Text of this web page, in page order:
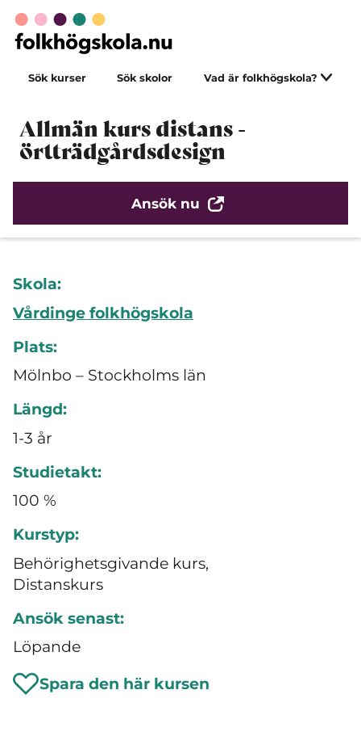
Sök kurser Sök skolor Vad är folkhögskola?
Allmän kurs distans -
örtträdgårdsdesign
Ansök nu
Skola:
Vårdinge folkhögskola
Plats:
Mölnbo – Stockholms län
Längd:
1-3 år
Studietakt:
100 %
Kurstyp:
Behörighetsgivande kurs,
Distanskurs
Ansök senast:
Löpande
Spara den här kursen